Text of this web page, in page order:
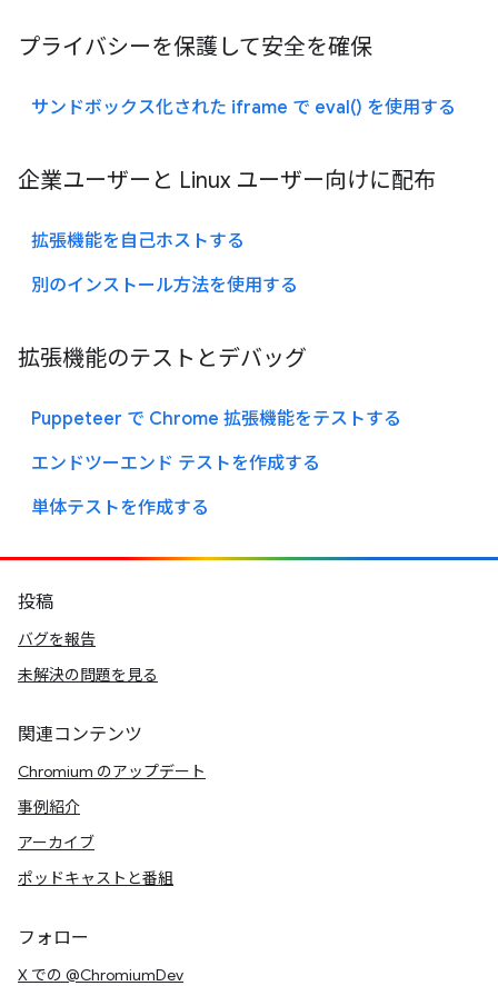
プライバシーを保護して安全を確保
サンドボックス化された iframe で eval() を使用する
企業ユーザーと Linux ユーザー向けに配布
拡張機能を自己ホストする
別のインストール方法を使用する
拡張機能のテストとデバッグ
Puppeteer で Chrome 拡張機能をテストする
エンドツーエンド テストを作成する
単体テストを作成する
投稿
バグを報告
未解決の問題を見る
関連コンテンツ
Chromium のアップデート
事例紹介
アーカイブ
ポッドキャストと番組
フォロー
X での @ChromiumDev